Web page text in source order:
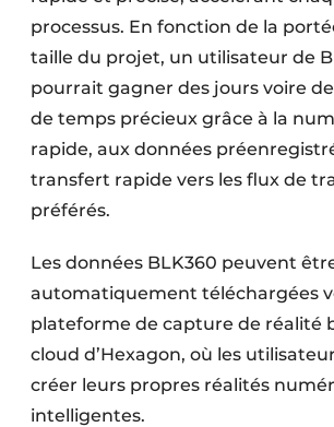
processus. En fonction de la
taille du projet, un utilisateur de
pourrait gagner des jours voire
de temps précieux grâce à la
rapide, aux données
transfert rapide vers les flux de
préférés.
Les données BLK360 peuvent
automatiquement téléchargées
plateforme de capture de réalité
cloud d’Hexagon, où les
créer leurs propres réalités
intelligentes.